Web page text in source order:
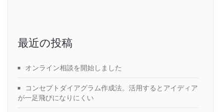
最近の投稿
オンライン相談を開始しました
コンセプトダイアグラム作成法。活用するとアイディア
が一足飛びになりにくい